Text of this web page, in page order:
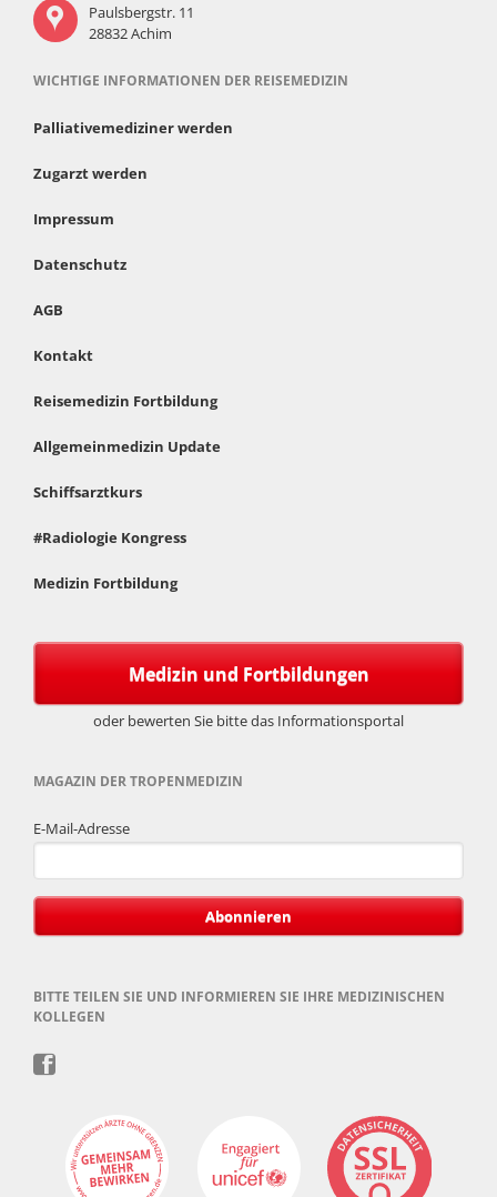
Paulsbergstr. 11
28832 Achim
WICHTIGE INFORMATIONEN DER REISEMEDIZIN
Palliativemediziner werden
Zugarzt werden
Impressum
Datenschutz
AGB
Kontakt
Reisemedizin Fortbildung
Allgemeinmedizin Update
Schiffsarztkurs
#Radiologie Kongress
Medizin Fortbildung
Medizin und Fortbildungen
oder bewerten Sie bitte das Informationsportal
MAGAZIN DER TROPENMEDIZIN
E-Mail-Adresse
Abonnieren
BITTE TEILEN SIE UND INFORMIEREN SIE IHRE MEDIZINISCHEN
KOLLEGEN